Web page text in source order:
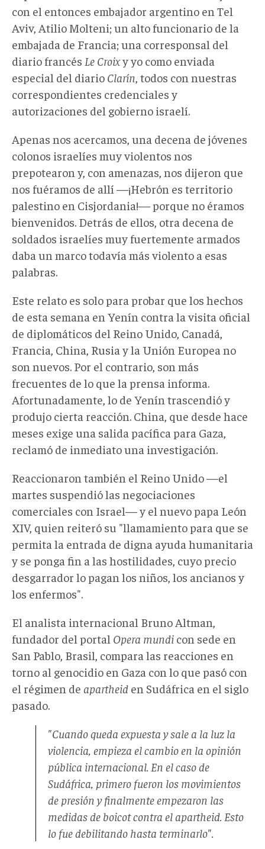
con el entonces embajador argentino en Tel
Aviv, Atilio Molteni; un alto funcionario de la
embajada de Francia; una corresponsal del
diario francés Le Croixy yo como enviada
especial del diario Clarín , todos con nuestras
correspondientes credenciales y
autorizaciones del gobierno israelí.
Apenas nos acercamos, una decena de jóvenes
colonos israelíes muy violentos nos
prepotearon y, con amenazas, nos dijeron que
nos fuéramos de allí —¡Hebrón es territorio
palestino en Cisjordania!— porque no éramos
bienvenidos. Detrás de ellos, otra decena de
soldados israelíes muy fuertemente armados
daba un marco todavía más violento a esas
palabras.
Este relato es solo para probar que los hechos
de esta semana en Yenín contra la visita oficial
de diplomáticos del Reino Unido, Canadá,
Francia, China, Rusia y la Unión Europea no
son nuevos. Por el contrario, son más
frecuentes de lo que la prensa informa.
Afortunadamente, lo de Yenín trascendió y
produjo cierta reacción. China, que desde hace
meses exige una salida pacífica para Gaza,
reclamó de inmediato una investigación.
Reaccionaron también el Reino Unido —el
martes suspendió las negociaciones
comerciales con Israel— y el nuevo papa León
XIV, quien reiteró su "llamamiento para que se
permita la entrada de digna ayuda humanitaria
y se ponga fin a las hostilidades, cuyo precio
desgarrador lo pagan los niños, los ancianos y
los enfermos".
El analista internacional Bruno Altman,
fundador del portal Opera mundi con sede en
San Pablo, Brasil, compara las reacciones en
torno al genocidio en Gaza con lo que pasó con
el régimen de apartheid en Sudáfrica en el siglo
pasado.
"Cuando queda expuesta y sale a la luz la
violencia, empieza el cambio en la opinión
pública internacional. En el caso de
Sudáfrica, primero fueron los movimientos
de presión y finalmente empezaron las
medidas de boicot contra el apartheid. Esto
lo fue debilitando hasta terminarlo".